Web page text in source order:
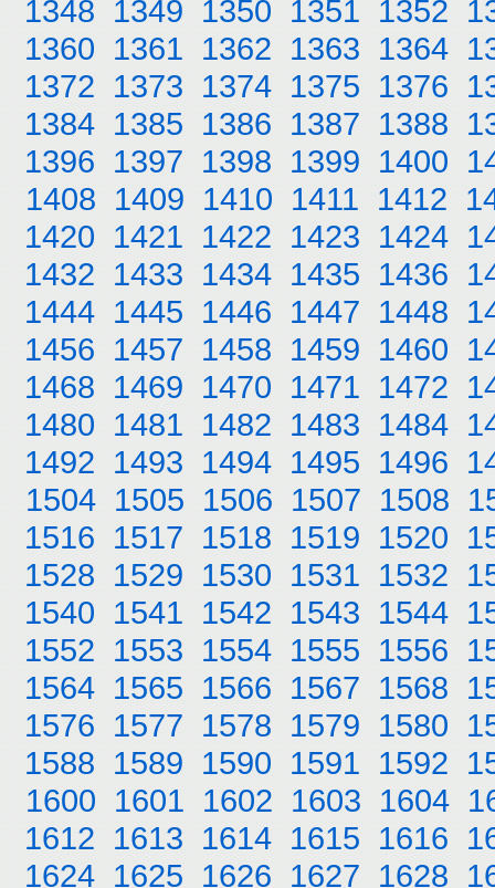
1348 1349 1350 1351 1352
1360 1361 1362 1363 1364
1372 1373 1374 1375 1376
1384 1385 1386 1387 1388
1396 1397 1398 1399 1400
1408 1409 1410 1411 1412
1420 1421 1422 1423 1424
1432 1433 1434 1435 1436
1444 1445 1446 1447 1448
1456 1457 1458 1459 1460
1468 1469 1470 1471 1472
1480 1481 1482 1483 1484
1492 1493 1494 1495 1496
1504 1505 1506 1507 1508
1516 1517 1518 1519 1520
1528 1529 1530 1531 1532
1540 1541 1542 1543 1544
1552 1553 1554 1555 1556
1564 1565 1566 1567 1568
1576 1577 1578 1579 1580
1588 1589 1590 1591 1592
1600 1601 1602 1603 1604
1612 1613 1614 1615 1616
1624 1625 1626 1627 1628